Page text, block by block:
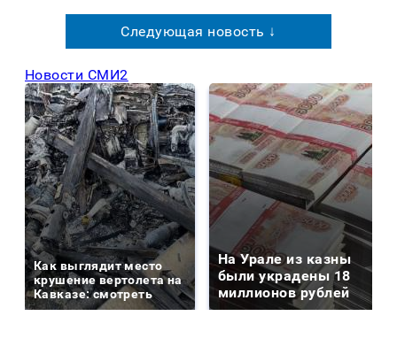
Следующая новость ↓
Новости СМИ2
Как выглядит место
крушение вертолета на
Кавказе: смотреть
На Урале из казны
были украдены 18
миллионов рублей